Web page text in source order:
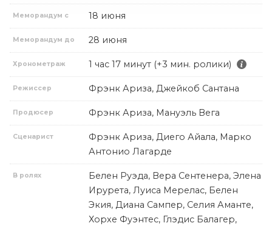
Меморандум с 18 июня
Меморандум до 28 июня
Хронометраж 1 час 17 минут (+3 мин. ролики)
Режиссер Фрэнк Ариза, Джейкоб Сантана
Продюсер Фрэнк Ариза, Мануэль Вега
Сценарист
Фрэнк Ариза, Диего Айала, Марко
Антонио Лагарде
В ролях
Белен Руэда, Вера Сентенера, Элена
Ирурета, Луиса Мерелас, Белен
Экия, Диана Сампер, Селия Аманте,
Хорхе Фуэнтес, Глэдис Балагер,